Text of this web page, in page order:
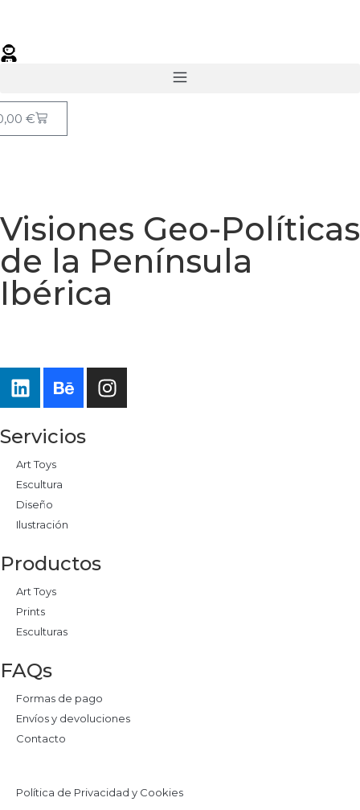
€
Visiones Geo-Políticas
de la Península
Ibérica
Servicios
Art Toys
Escultura
Diseño
Ilustración
Productos
Art Toys
Prints
Esculturas
FAQs
Formas de pago
Envíos y devoluciones
Contacto
Política de Privacidad y Cookies